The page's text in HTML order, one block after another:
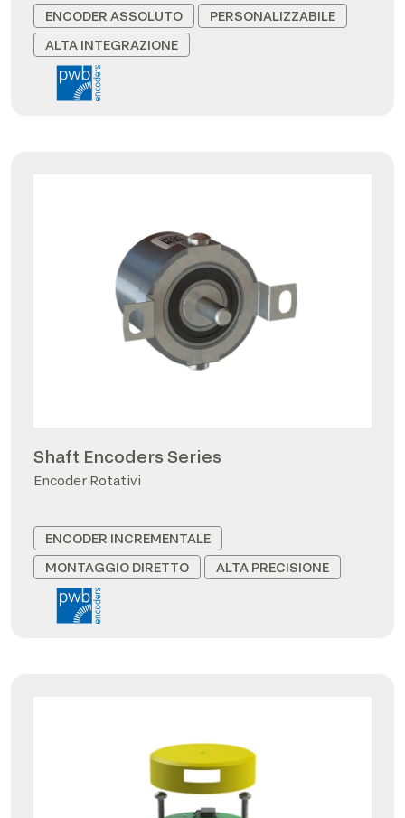
ENCODER ASSOLUTO
PERSONALIZZABILE
ALTA INTEGRAZIONE
Shaft Encoders Series
Encoder Rotativi
ENCODER INCREMENTALE
MONTAGGIO DIRETTO
ALTA PRECISIONE